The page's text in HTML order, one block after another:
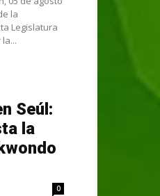
la
Legislatura
Seúl:
la
0